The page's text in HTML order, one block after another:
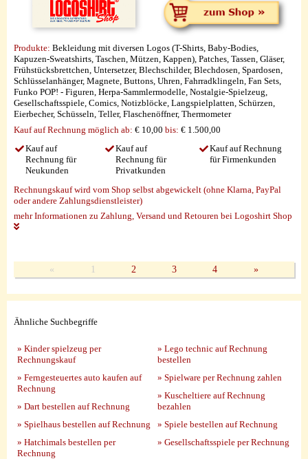
Produkte: Bekleidung mit diversen Logos (T-Shirts, Baby-Bodies,
Kapuzen-Sweatshirts, Taschen, Mützen, Kappen), Patches, Tassen, Gläser,
Frühstücksbrettchen, Untersetzer, Blechschilder, Blechdosen, Spardosen,
Schlüsselanhänger, Magnete, Buttons, Uhren, Fahrradklingeln, Fan Sets,
Funko POP! - Figuren, Herpa-Sammlermodelle, Nostalgie-Spielzeug,
Gesellschaftsspiele, Comics, Notizblöcke, Langspielplatten, Schürzen,
Eierbecher, Schüsseln, Teller, Flaschenöffner, Thermometer
Kauf auf Rechnung möglich ab: € 10,00 bis: € 1.500,00
Kauf auf
Rechnung für
Neukunden
Kauf auf
Rechnung für
Privatkunden
Kauf auf Rechnung
für Firmenkunden
Rechnungskauf wird vom Shop selbst abgewickelt (ohne Klarna, PayPal
oder andere Zahlungsdienstleister)
mehr Informationen zu Zahlung, Versand und Retouren bei Logoshirt Shop
« 1 2 3 4 »
Ähnliche Suchbegriffe
» Kinder spielzeug per
Rechnungskauf
» Ferngesteuertes auto kaufen auf
Rechnung
» Dart bestellen auf Rechnung
» Spielhaus bestellen auf Rechnung
» Hatchimals bestellen per
Rechnung
» Lego technic auf Rechnung
bestellen
» Spielware per Rechnung zahlen
» Kuscheltiere auf Rechnung
bezahlen
» Spiele bestellen auf Rechnung
» Gesellschaftsspiele per Rechnung